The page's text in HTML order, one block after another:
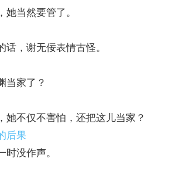
当然要管了。
，谢无佞表情古怪。
当家了？
她不仅不害怕，还把这儿当家？
后果
没作声。